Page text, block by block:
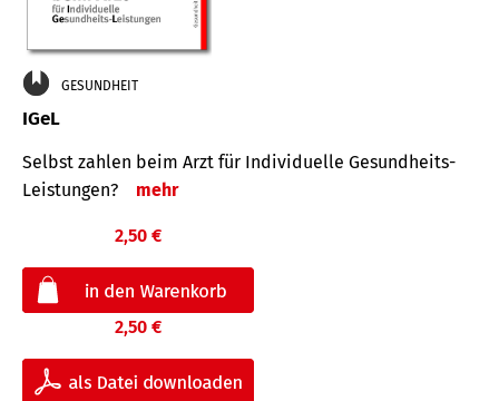
GESUNDHEIT
IGeL
Selbst zahlen beim Arzt für Indi­vidu­elle Gesund­heits-
Leis­tungen?
mehr
2,50 €
2,50 €